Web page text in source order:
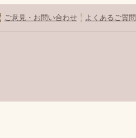
ご意見・お問い合わせ よくあるご質問